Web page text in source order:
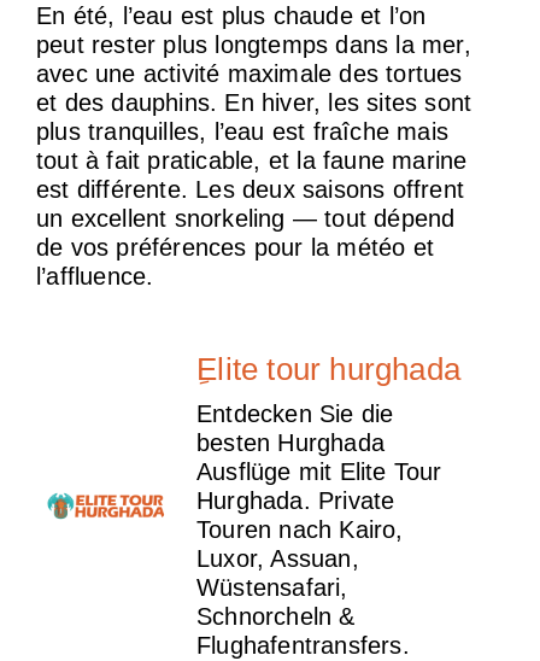
En été, l’eau est plus chaude et l’on
peut rester plus longtemps dans la mer,
avec une activité maximale des tortues
et des dauphins. En hiver, les sites sont
plus tranquilles, l’eau est fraîche mais
tout à fait praticable, et la faune marine
est différente. Les deux saisons offrent
un excellent snorkeling — tout dépend
de vos préférences pour la météo et
l’affluence.
ِElite tour hurghada
Entdecken Sie die
besten Hurghada
Ausflüge mit Elite Tour
Hurghada. Private
Touren nach Kairo,
Luxor, Assuan,
Wüstensafari,
Schnorcheln &
Flughafentransfers.